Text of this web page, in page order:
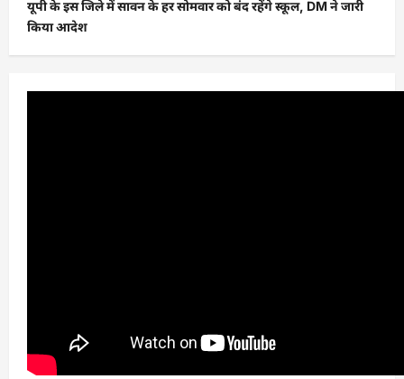
यूपी के इस जिले में सावन के हर सोमवार को बंद रहेंगे स्कूल, DM ने जारी
किया आदेश